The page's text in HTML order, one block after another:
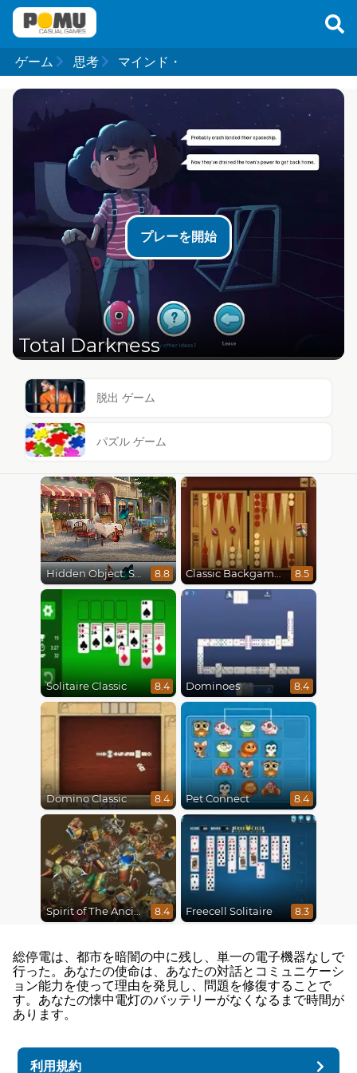
ゲーム 思考 マインド・
プレーを開始
Total Darkness
脱出 ゲーム
パズル ゲーム
Hidden Object: Street Of Secrets 8.8 Classic Backgammon 8.5
Solitaire Classic 8.4 Dominoes 8.4
Domino Classic 8.4 Pet Connect 8.4
Spirit of The Ancient Forest 8.4 Freecell Solitaire 8.3
総停電は、都市を暗闇の中に残し、単一の電子機器なしで
行った。あなたの使命は、あなたの対話とコミュニケーシ
ョン能力を使って理由を発見し、問題を修復することで
す。あなたの懐中電灯のバッテリーがなくなるまで時間が
あります。
利用規約